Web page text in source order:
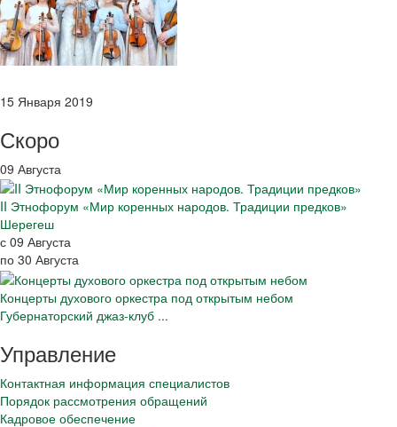
15 Января 2019
Скоро
09 Августа
II Этнофорум «Мир коренных народов. Традиции предков»
Шерегеш
с 09 Августа
по 30 Августа
Концерты духового оркестра под открытым небом
Губернаторский джаз-клуб ...
Управление
Контактная информация специалистов
Порядок рассмотрения обращений
Кадровое обеспечение